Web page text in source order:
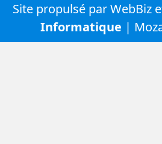
Site propulsé par WebBiz
Informatique |